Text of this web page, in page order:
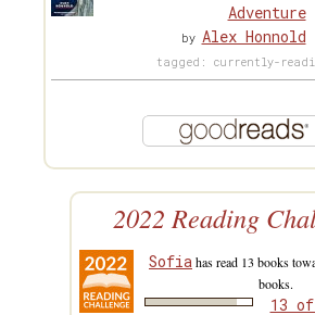
Adventure
by Alex Honnold
tagged: currently-
2022 Reading
Sofia has read 13 books
books.
13